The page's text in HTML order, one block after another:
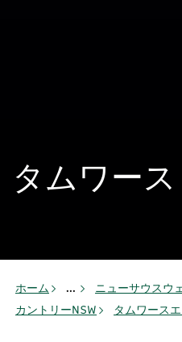
タムワース
ホーム ...
ニューサウスウ
カントリーNSW
タムワース